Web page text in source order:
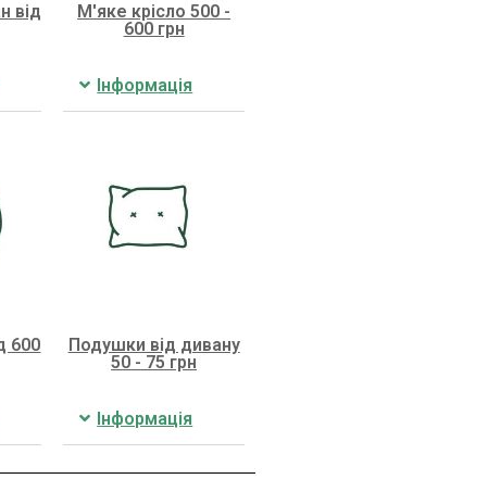
від
М'яке крісло 500 -
600 грн
Інформація
600
Подушки від дивану
50 - 75 грн
Інформація